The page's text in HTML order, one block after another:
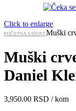
Click to enlarge
POČETNASATOVI Muški
Muški
Daniel
3,950.00 RSD / kom